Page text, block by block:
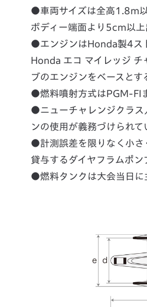
●車両サイズは全高1.8m
ボディー端面より5cm以上
●エンジンはHonda製4ス
Honda エコ マイレッジ チ
ブのエンジンをベースと
●燃料噴射方式はPGM-FI
●ニューチャレンジクラ
ンの使用が義務づけられて
●計測誤差を限りなく小さ
貸与するダイヤフラムポン
●燃料タンクは大会当日に